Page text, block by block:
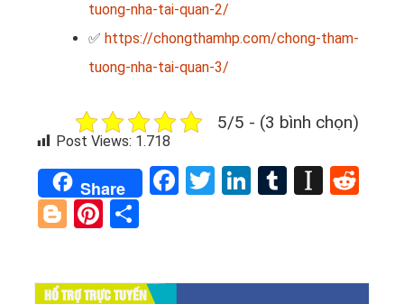
tuong-nha-tai-quan-2/
✅ https://chongthamhp.com/chong-tham-
tuong-nha-tai-quan-3/
5/5 - (3 bình chọn)
Post Views: 1.718
Share Facebook
TwitterLinkedIn
Tumblr
BloggerPinterest
HỔ TRỢ TRỰC TUYẾN